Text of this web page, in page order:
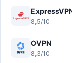
8,5/10
OVPN
8,3/10